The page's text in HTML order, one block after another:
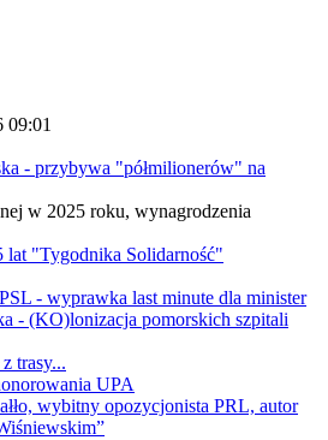
09:01
- przybywa "półmilionerów" na
w 2025 roku, wynagrodzenia
lat "Tygodnika Solidarność"
- wyprawka last minute dla minister
- (KO)lonizacja pomorskich szpitali
trasy...
UPA
wybitny opozycjonista PRL, autor